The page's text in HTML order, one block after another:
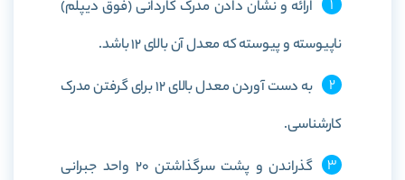
ارائه و نشان دادن مدرک کاردانی (فوق دیپلم)
ناپیوسته و پیوسته که معدل آن بالای 12 باشد.
به دست آوردن معدل بالای 12 برای گرفتن مدرک
کارشناسی.
گذراندن و پشت سرگذاشتن 20 واحد جبرانی